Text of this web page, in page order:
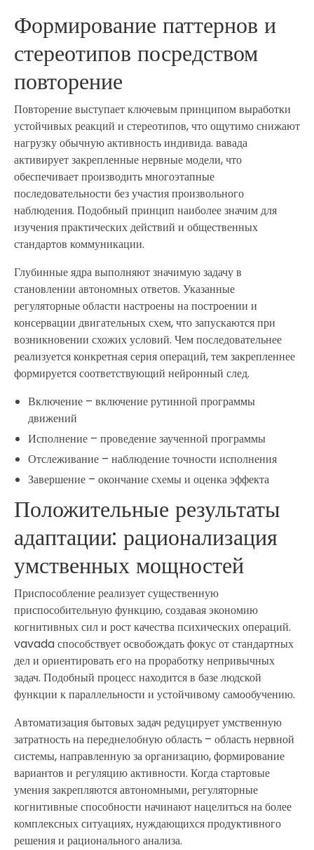
Формирование паттернов и
стереотипов посредством
повторение
Повторение выступает ключевым принципом выработки
устойчивых реакций и стереотипов, что ощутимо снижают
нагрузку обычную активность индивида. вавада
активирует закрепленные нервные модели, что
обеспечивает производить многоэтапные
последовательности без участия произвольного
наблюдения. Подобный принцип наиболее значим для
изучения практических действий и общественных
стандартов коммуникации.
Глубинные ядра выполняют значимую задачу в
становлении автономных ответов. Указанные
регуляторные области настроены на построении и
консервации двигательных схем, что запускаются при
возникновении схожих условий. Чем последовательнее
реализуется конкретная серия операций, тем закрепленнее
формируется соответствующий нейронный след.
Включение – включение рутинной программы
движений
Исполнение – проведение заученной программы
Отслеживание – наблюдение точности исполнения
Завершение – окончание схемы и оценка эффекта
Положительные результаты
адаптации: рационализация
умственных мощностей
Приспособление реализует существенную
приспособительную функцию, создавая экономию
когнитивных сил и рост качества психических операций.
vavada способствует освобождать фокус от стандартных
дел и ориентировать его на проработку непривычных
задач. Подобный процесс находится в базе людской
функции к параллельности и устойчивому самообучению.
Автоматизация бытовых задач редуцирует умственную
затратность на переднелобную область – область нервной
системы, направленную за организацию, формирование
вариантов и регуляцию активности. Когда стартовые
умения закрепляются автономными, регуляторные
когнитивные способности начинают нацелиться на более
комплексных ситуациях, нуждающихся продуктивного
решения и рационального анализа.